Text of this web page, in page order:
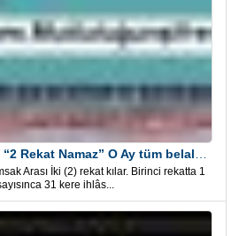
Arası İki (2) rekat kılar. Birinci rekatta 1
31 kere ihlâs...